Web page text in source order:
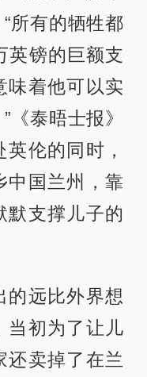
所有的牺牲都
英镑的巨额支
味着他可以实
泰晤士报》
伦的同时，
中国兰州，靠
默支撑儿子的
的远比外界想
当初为了让儿
还卖掉了在兰